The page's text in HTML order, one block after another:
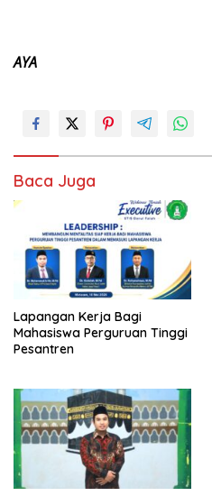
AYA
Baca Juga
Lapangan Kerja Bagi
Mahasiswa Perguruan Tinggi
Pesantren